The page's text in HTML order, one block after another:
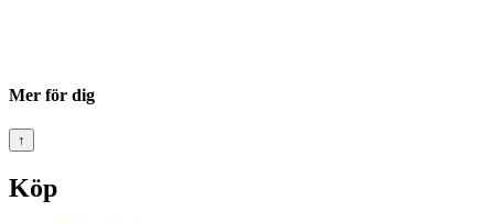
Mer för dig
↑
Köp